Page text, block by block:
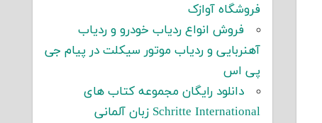
فروشگاه آوازک
فروش انواع ردیاب خودرو و ردیاب
آهنربایی و ردیاب موتور سیکلت در پیام جی
پی اس
دانلود رایگان مجموعه کتاب های
Schritte International زبان آلمانی